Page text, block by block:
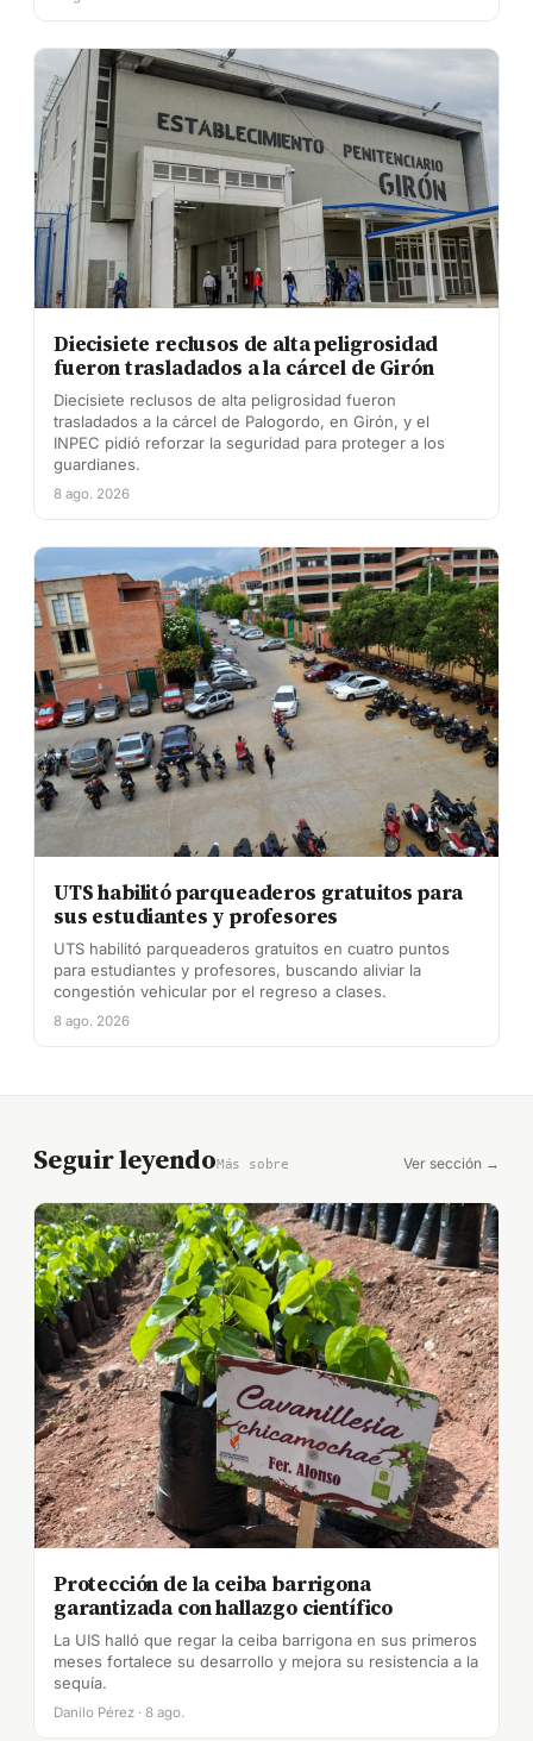
Diecisiete reclusos de alta peligrosidad
fueron trasladados a la cárcel de Girón
Diecisiete reclusos de alta peligrosidad fueron
trasladados a la cárcel de Palogordo, en Girón, y el
INPEC pidió reforzar la seguridad para proteger a los
guardianes.
8 ago. 2026
UTS habilitó parqueaderos gratuitos para
sus estudiantes y profesores
UTS habilitó parqueaderos gratuitos en cuatro puntos
para estudiantes y profesores, buscando aliviar la
congestión vehicular por el regreso a clases.
8 ago. 2026
Seguir leyendoMás sobre Ver sección →
Protección de la ceiba barrigona
garantizada con hallazgo científico
La UIS halló que regar la ceiba barrigona en sus primeros
meses fortalece su desarrollo y mejora su resistencia a la
sequía.
Danilo Pérez · 8 ago.